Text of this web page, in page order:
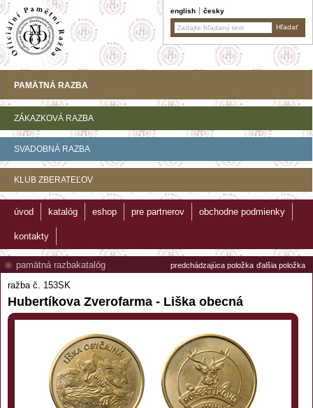
english česky
PAMÄTNÁ RAZBA
ZÁKAZKOVÁ RAZBA
SVADOBNÁ RAZBA
KLUB ZBERATEĽOV
úvod katalóg eshop pre partnerov obchodne podmienky
kontakty
predchádzajúca položka ďalšia položka
pamätná razbakatalóg
ražba č. 153SK
Hubertíkova Zverofarma - Liška obecná